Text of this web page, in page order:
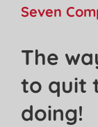
Seven
The
to quit
doing!